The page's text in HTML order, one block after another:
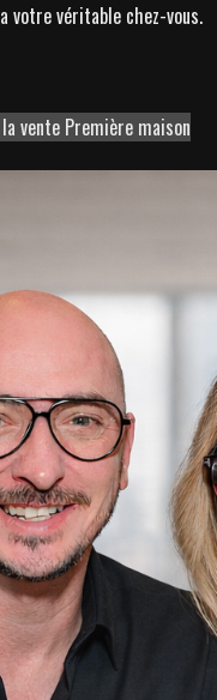
votre véritable chez-vous.
vente Première maison